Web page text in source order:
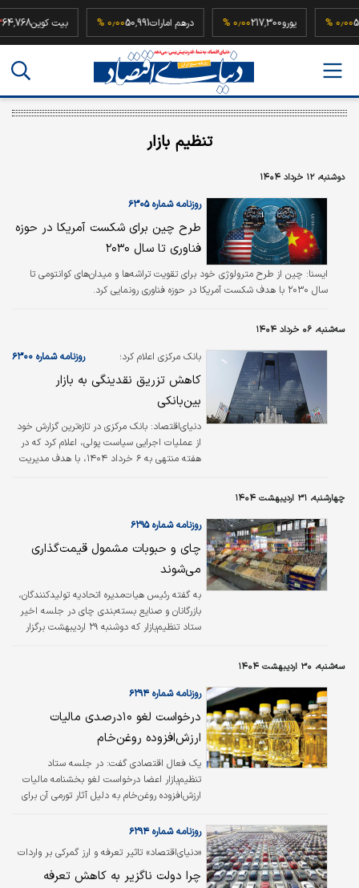
یورو217,300 درهم امارات50,991 بیت کوین
تنظیم بازار
دوشنبه، ۱۲ خرداد ۱۴۰۴
روزنامه شماره ۶۳۰۵
طرح چین برای شکست آمریکا در حوزه
فناوری تا سال ۲۰۳۰
ایسنا: چین از طرح مترولوژی خود برای تقویت تراشه‌ها و میدان‌های کوانتومی تا
سال ۲۰۳۰ با هدف شکست آمریکا در حوزه فناوری رونمایی کرد.
سه‌شنبه، ۰۶ خرداد ۱۴۰۴
بانک مرکزی اعلام کرد؛ روزنامه شماره ۶۳۰۰
کاهش تزریق نقدینگی به بازار
بین‌‌‌بانکی
دنیای‌اقتصاد: بانک مرکزی در تازه‌‌‌ترین گزارش خود
از عملیات اجرایی سیاست پولی، اعلام کرد که در
هفته منتهی به ۶ خرداد ۱۴۰۴، با هدف مدیریت
چهارشنبه، ۳۱ اردیبهشت ۱۴۰۴
روزنامه شماره ۶۲۹۵
چای و حبوبات مشمول قیمت‌گذاری
می‌شوند
به گفته رئیس هیات‌مدیره اتحادیه تولیدکنندگان،
بازرگانان و صنایع بسته‌‌‌‌‌‌‌بندی چای در جلسه اخیر
ستاد تنظیم‌بازار که دوشنبه ۲۹ اردیبهشت برگزار
سه‌شنبه، ۳۰ اردیبهشت ۱۴۰۴
روزنامه شماره ۶۲۹۴
درخواست لغو ۱۰‌درصدی مالیات
ارزش‌‌‌‌‌‌‌‌افزوده روغن‌خام
یک فعال اقتصادی گفت: در جلسه ستاد
تنظیم‌بازار اعضا درخواست لغو بخشنامه مالیات
ارزش‌‌‌‌‌‌‌‌افزوده روغن‌خام به دلیل آثار تورمی آن برای
«دنیای‌اقتصاد» تاثیر تعرفه و ارز گمرکی بر واردات
خودرو را بررسی کرد؛
روزنامه شماره ۶۲۹۴
چرا دولت ناگزیر به کاهش تعرفه